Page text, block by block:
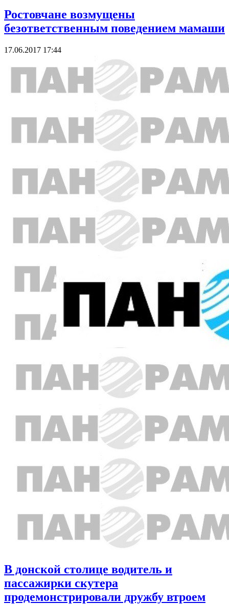
Ростовчане возмущены
безответственным поведением мамаши
17.06.2017 17:44
В донской столице водитель и
пассажирки скутера
продемонстрировали дружбу втроем